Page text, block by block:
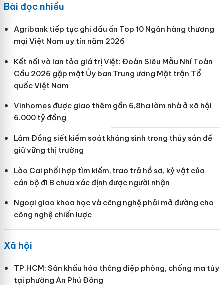
Bài đọc nhiều
Agribank tiếp tục ghi dấu ấn Top 10 Ngân hàng thương
mại Việt Nam uy tín năm 2026
Kết nối và lan tỏa giá trị Việt: Đoàn Siêu Mẫu Nhí Toàn
Cầu 2026 gặp mặt Ủy ban Trung ương Mặt trận Tổ
quốc Việt Nam
Vinhomes được giao thêm gần 6,8ha làm nhà ở xã hội
6.000 tỷ đồng
Lâm Đồng siết kiểm soát kháng sinh trong thủy sản để
giữ vững thị trường
Lào Cai phối hợp tìm kiếm, trao trả hồ sơ, kỷ vật của
cán bộ đi B chưa xác định được người nhận
Ngoại giao khoa học và công nghệ phải mở đường cho
công nghệ chiến lược
Xã hội
TP.HCM: Sân khấu hóa thông điệp phòng, chống ma túy
tại phường An Phú Đông